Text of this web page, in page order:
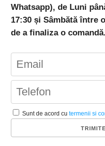
Whatsapp), de Luni
17:30 și Sâmbătă între
de a finaliza o comandă.
Sunt de acord cutermenii si